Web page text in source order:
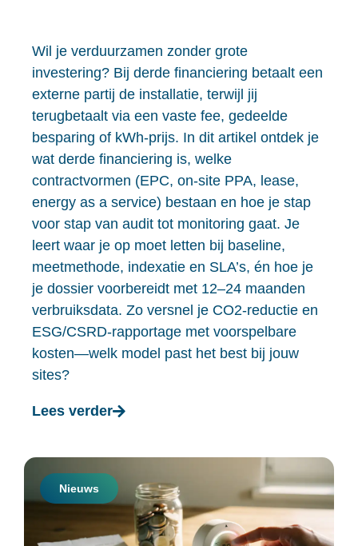
Wil je verduurzamen zonder grote
investering? Bij derde financiering betaalt een
externe partij de installatie, terwijl jij
terugbetaalt via een vaste fee, gedeelde
besparing of kWh-prijs. In dit artikel ontdek je
wat derde financiering is, welke
contractvormen (EPC, on‑site PPA, lease,
energy as a service) bestaan en hoe je stap
voor stap van audit tot monitoring gaat. Je
leert waar je op moet letten bij baseline,
meetmethode, indexatie en SLA’s, én hoe je
je dossier voorbereidt met 12–24 maanden
verbruiksdata. Zo versnel je CO2-reductie en
ESG/CSRD-rapportage met voorspelbare
kosten—welk model past het best bij jouw
sites?
Lees verder
Nieuws